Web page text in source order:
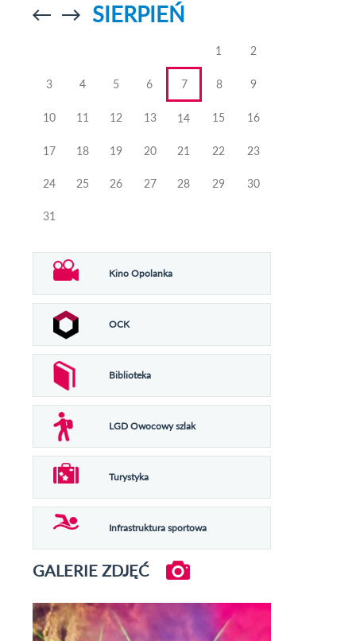
Przejdź doPrzejdź do
SIERPIEŃ
1 2
3 4 5 6 7 8 9
10 11 12 13 14 15 16
17 18 19 20 21 22 23
24 25 26 27 28 29 30
31
Kino Opolanka
OCK
Biblioteka
LGD Owocowy szlak
Turystyka
Infrastruktura sportowa
GALERIE ZDJĘĆ